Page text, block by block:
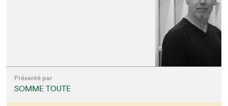
Présenté par
SOMME TOUTE